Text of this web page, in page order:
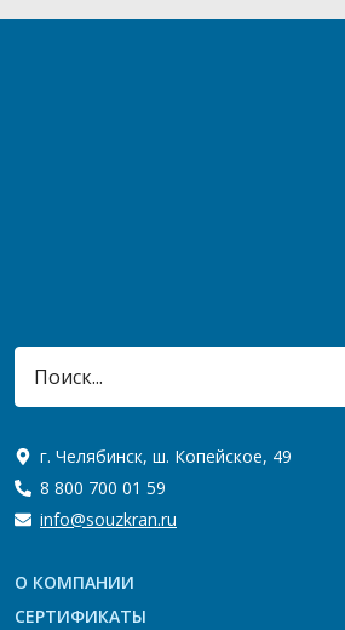
г. Челябинск, ш. Копейское, 49
8 800 700 01 59
info@souzkran.ru
О КОМПАНИИ
СЕРТИФИКАТЫ